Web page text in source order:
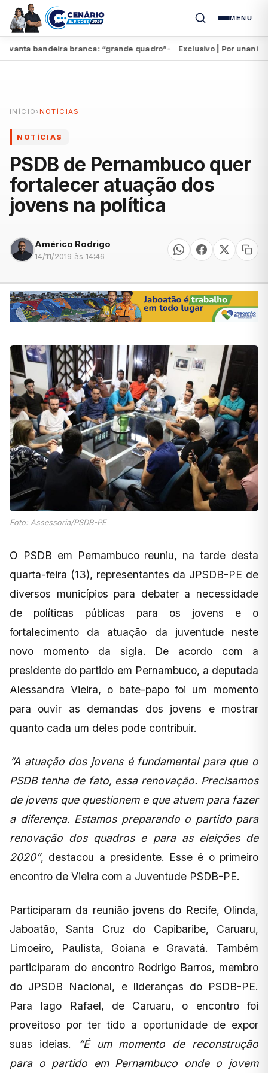
MENU
bandeira branca: “grande quadro”● Exclusivo | Por
INÍCIO › NOTÍCIAS
NOTÍCIAS
PSDB de Pernambuco quer
fortalecer atuação dos
jovens na política
Américo Rodrigo
14/11/2019 às 14:46
Foto: Assessoria/PSDB-PE
O PSDB em Pernambuco reuniu, na tarde desta
quarta-feira (13), representantes da JPSDB-PE de
diversos municípios para debater a necessidade
de políticas públicas para os jovens e o
fortalecimento da atuação da juventude neste
novo momento da sigla. De acordo com a
presidente do partido em Pernambuco, a deputada
Alessandra Vieira, o bate-papo foi um momento
para ouvir as demandas dos jovens e mostrar
quanto cada um deles pode contribuir.
“A atuação dos jovens é fundamental para que o
PSDB tenha de fato, essa renovação. Precisamos
de jovens que questionem e que atuem para fazer
a diferença. Estamos preparando o partido para
renovação dos quadros e para as eleições de
2020”, destacou a presidente. Esse é o primeiro
encontro de Vieira com a Juventude PSDB-PE.
Participaram da reunião jovens do Recife, Olinda,
Jaboatão, Santa Cruz do Capibaribe, Caruaru,
Limoeiro, Paulista, Goiana e Gravatá. Também
participaram do encontro Rodrigo Barros, membro
do JPSDB Nacional, e lideranças do PSDB-PE.
Para Iago Rafael, de Caruaru, o encontro foi
proveitoso por ter tido a oportunidade de expor
suas ideias. “É um momento de reconstrução
para o partido em Pernambuco onde o jovem